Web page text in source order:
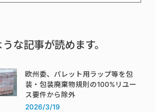
な記事が読めます。
欧州委、パレット用ラップ等を包
装・包装廃棄物規則の100%リユー
ス要件から除外
2026/3/19